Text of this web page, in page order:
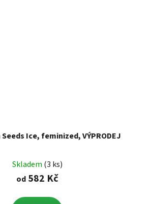
Ice, feminized, VÝPRODEJ
Skladem (3 ks)
od582 Kč